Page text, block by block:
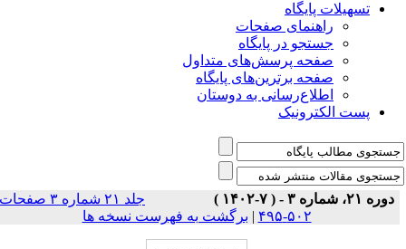
تسهیلات پایگاه
راهنمای صفحات
جستجو در پایگاه
صفحه پرسش‌های متداول
صفحه برترین‌های پایگاه
اطلاع‌رسانی به دوستان
پست الکترونیک
دوره ۲۱، شماره ۳ - ( ۷-۱۴۰۲ )
جلد ۲۱ شماره ۳ صفحات
۵۰۲-۴۹۵
|برگشت به فهرست نسخه ها